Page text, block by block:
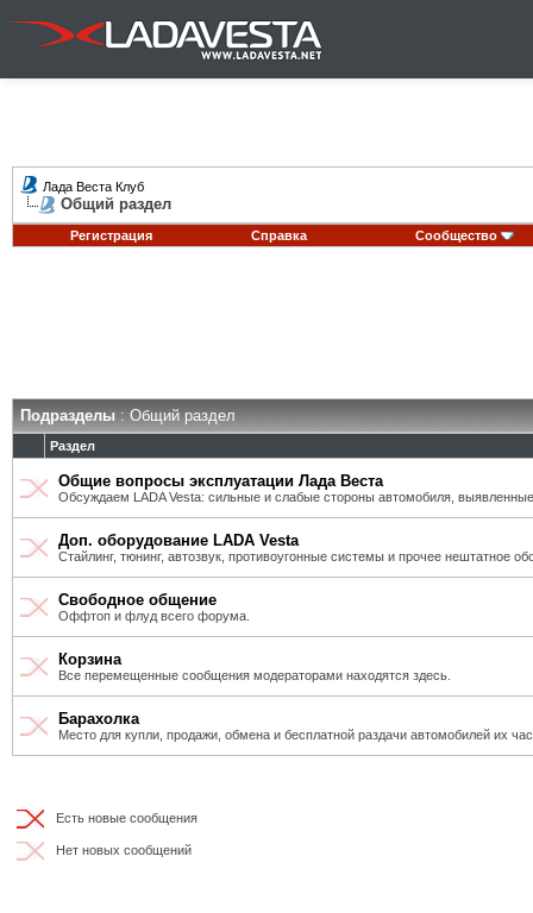
Лада Веста Клуб
Общий раздел
Регистрация Справка Сообщество
Подразделы: Общий раздел
Раздел
Общие вопросы эксплуатации Лада Веста
Обсуждаем LADA Vesta: сильные и слабые стороны автомобиля,
Доп. оборудование LADA Vesta
Стайлинг, тюнинг, автозвук, противоугонные системы и прочее нештатное
Свободное общение
Оффтоп и флуд всего форума.
Корзина
Все перемещенные сообщения модераторами находятся здесь.
Барахолка
Место для купли, продажи, обмена и бесплатной раздачи автомобилей их
Есть новые сообщения
Нет новых сообщений